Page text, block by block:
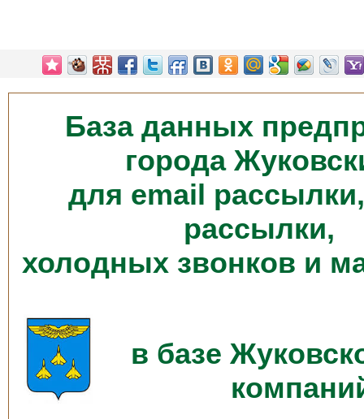
База данных
города
для email
рассылки,
холодных звонков и
в базе